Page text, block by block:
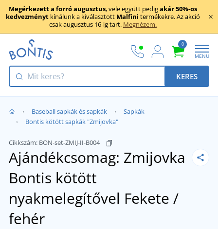
Megérkezett a forró augusztus, vele együtt pedigakár 50%-os
kedvezményt kínálunk a kiválasztott Malfini termékekre. Az akció
csak augusztus 16-ig tart. Megnézem.
0
MENU
KERES
Baseball sapkák és sapkák
Sapkák
Bontis kötött sapkák "Zmijovka"
Cikkszám: BON-set-ZMIJ-II-B004
Ajándékcsomag: Zmijovka
Bontis kötött
nyakmelegítővel Fekete /
fehér